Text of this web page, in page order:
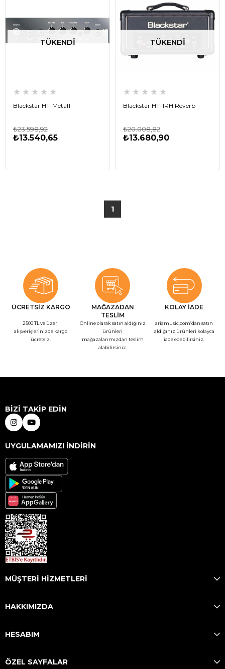
TÜKENDI
★ ★ ★ ★ ★
Blackstar HT-Metal1
₺13.540,65
₺23.598,92
TÜKENDI
★ ★ ★ ★ ★
Blackstar HT-1RH Reverb
₺13.680,90
₺20.008,82
1
ÜCRETSİZ KARGO
2500 TL ve üzeri
alışverişlerinizde kargo
ücretsiz.
MAĞAZADAN
TESLİM
Online olarak satın aldığınız
ürünleri
mağazalarımızdan teslim
alabilirsiniz.
KOLAY İADE
ariamusic.com’dan satın
aldığınız ürünleri kolayca
iade edebilirsiniz.
BİZİ TAKİP EDİN
UYGULAMAMIZI İNDİRİN
MÜŞTERİ HİZMETLERİ
HAKKIMIZDA
HESABIM
ÖZEL SAYFALAR